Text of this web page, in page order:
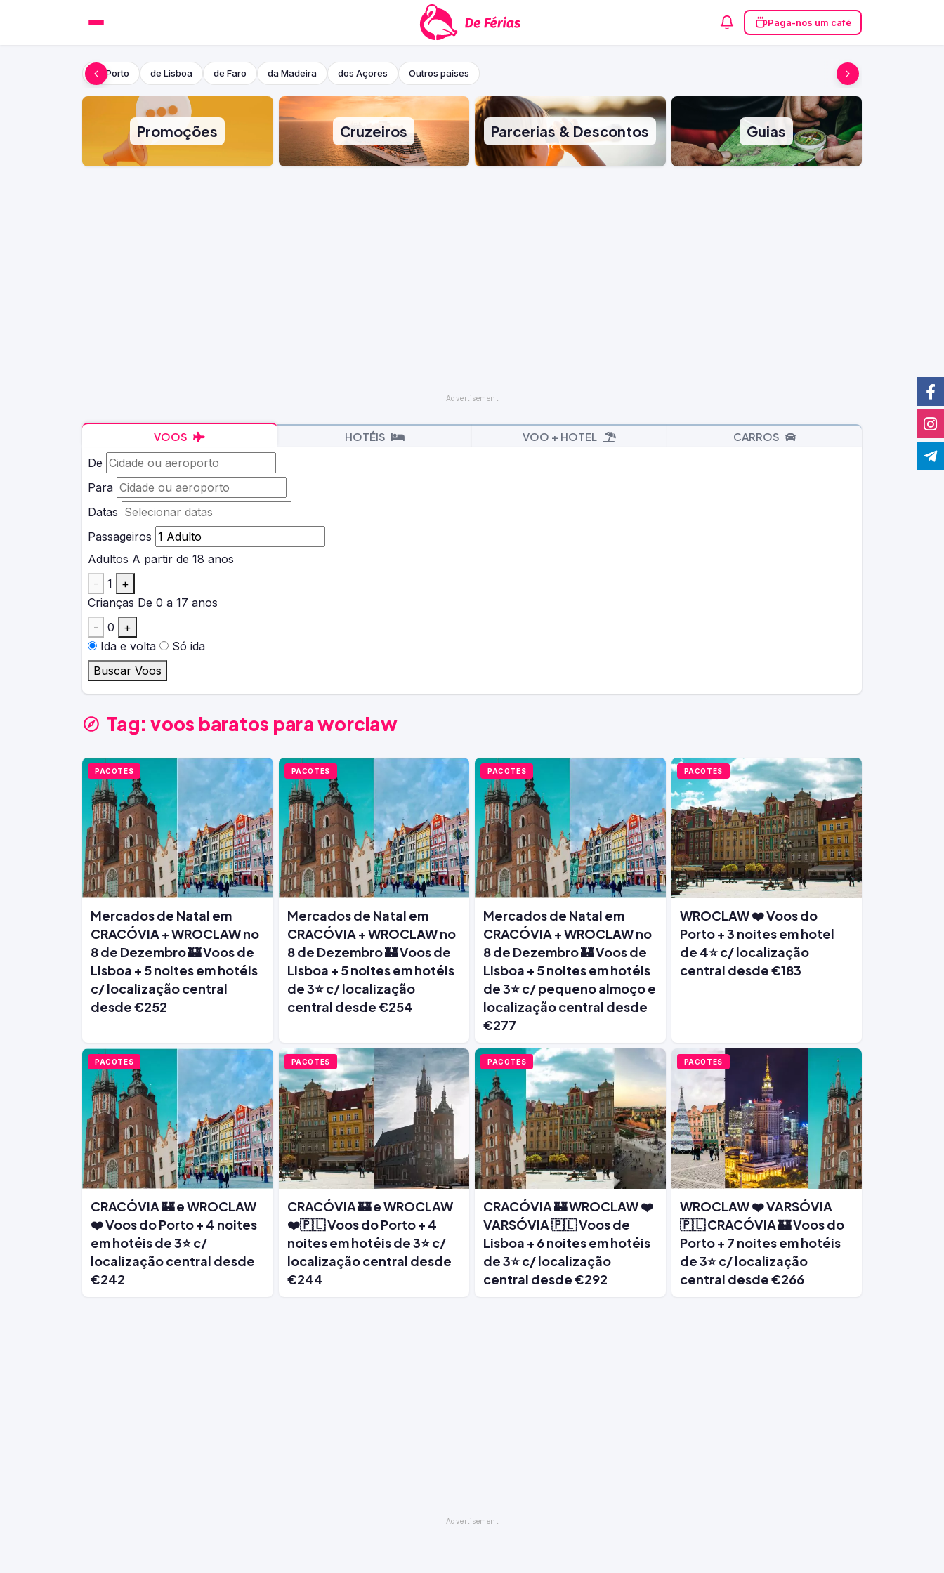
Paga-nos um café
do Porto de Lisboa de Faro da Madeira dos Açores Outros países
Promoções Cruzeiros Parcerias & Descontos Guias
VOOS HOTÉIS VOO + HOTEL CARROS
De
Para
Datas
Passageiros
Adultos A partir de 18 anos
-
1
+
Crianças De 0 a 17 anos
-
0
+
Ida e volta
Só ida
Buscar Voos
Tag:voos baratos para worclaw
PACOTES
Mercados de Natal em
CRACÓVIA + WROCLAW no
8 de Dezembro 🏰 Voos de
Lisboa + 5 noites em hotéis
c/ localização central
desde €252
PACOTES
Mercados de Natal em
CRACÓVIA + WROCLAW no
8 de Dezembro 🏰 Voos de
Lisboa + 5 noites em hotéis
de 3⭐ c/ localização
central desde €254
PACOTES
Mercados de Natal em
CRACÓVIA + WROCLAW no
8 de Dezembro 🏰 Voos de
Lisboa + 5 noites em hotéis
de 3⭐ c/ pequeno almoço e
localização central desde
€277
PACOTES
WROCLAW ❤️ Voos do
Porto + 3 noites em hotel
de 4⭐ c/ localização
central desde €183
PACOTES
CRACÓVIA 🏰 e WROCLAW
❤️ Voos do Porto + 4 noites
em hotéis de 3⭐ c/
localização central desde
€242
PACOTES
CRACÓVIA 🏰 e WROCLAW
❤️🇵🇱 Voos do Porto + 4
noites em hotéis de 3⭐ c/
localização central desde
€244
PACOTES
CRACÓVIA 🏰 WROCLAW ❤️
VARSÓVIA 🇵🇱 Voos de
Lisboa + 6 noites em hotéis
de 3⭐ c/ localização
central desde €292
PACOTES
WROCLAW ❤️ VARSÓVIA
🇵🇱 CRACÓVIA 🏰 Voos do
Porto + 7 noites em hotéis
de 3⭐ c/ localização
central desde €266